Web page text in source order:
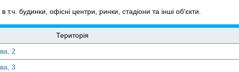
, в т.ч. будинки, офісні центри, ринки, стадіони та інші об'єкти.
Територія
2
3